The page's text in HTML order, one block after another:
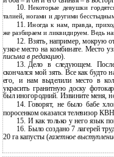
10. Некоторые девушки
талией, ногами и другими
11. Иногда к нам, правда,
же разбираем и ликвидируем. Ведь
12. Взять, например, мокрую
узкое место на комбинате. Место
письма в редакцию).
13. Дело в следующем.
скончался мой зять. Все как
его, и нам выделили место в
украсить гранитную доску
был иногородний. Извините меня,
14. Говорят, не было бабе
поросенком оказался телевизор
15. И как только у него язык
16. Было создано 7 лагерей
20 га капусты (газетное